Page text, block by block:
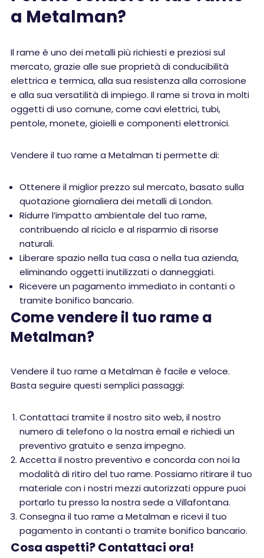
a Metalman?
Il rame è uno dei metalli più richiesti e preziosi sul
mercato, grazie alle sue proprietà di conducibilità
elettrica e termica, alla sua resistenza alla corrosione
e alla sua versatilità di impiego. Il rame si trova in molti
oggetti di uso comune, come cavi elettrici, tubi,
pentole, monete, gioielli e componenti elettronici.
Vendere il tuo rame a Metalman ti permette di:
Ottenere il miglior prezzo sul mercato, basato sulla
quotazione giornaliera dei metalli di London.
Ridurre l’impatto ambientale del tuo rame,
contribuendo al riciclo e al risparmio di risorse
naturali.
Liberare spazio nella tua casa o nella tua azienda,
eliminando oggetti inutilizzati o danneggiati.
Ricevere un pagamento immediato in contanti o
tramite bonifico bancario.
Come vendere il tuo rame a
Metalman?
Vendere il tuo rame a Metalman è facile e veloce.
Basta seguire questi semplici passaggi:
Contattaci tramite il nostro sito web, il nostro
numero di telefono o la nostra email e richiedi un
preventivo gratuito e senza impegno.
Accetta il nostro preventivo e concorda con noi la
modalità di ritiro del tuo rame. Possiamo ritirare il tuo
materiale con i nostri mezzi autorizzati oppure puoi
portarlo tu presso la nostra sede a Villafontana.
Consegna il tuo rame a Metalman e ricevi il tuo
pagamento in contanti o tramite bonifico bancario.
Cosa aspetti? Contattaci ora!